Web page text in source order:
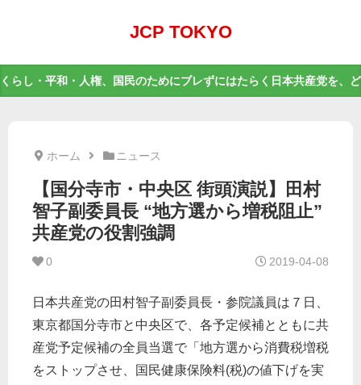
JCP TOKYO
くらし・平和・人権、国民のためにブレずにはたらく日本共産党を、
ホーム ニュース
【国分寺市・中央区 街頭演説】田村
智子副委員長 “地方選から増税阻止”
共産党の役割強調
0 2019-04-08
日本共産党の田村智子副委員長・参院議員は７日、
東京都国分寺市と中央区で、各予定候補とともに共
産党予定候補の全員当選で「地方選から消費税増税
をストップさせ、国民健康保険料(税)の値下げを実